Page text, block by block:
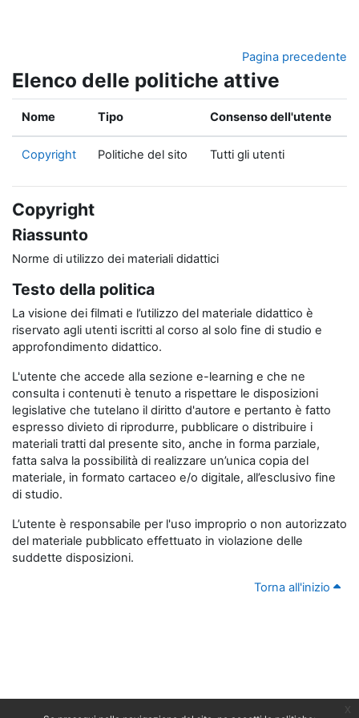
Pagina precedente
Elenco delle politiche attive
Nome Tipo Consenso dell'utente
Copyright Politiche del sito Tutti gli utenti
Copyright
Riassunto
Norme di utilizzo dei materiali didattici
Testo della politica
La visione dei filmati e l’utilizzo del materiale didattico è
riservato agli utenti iscritti al corso al solo fine di studio e
approfondimento didattico.
L'utente che accede alla sezione e-learning e che ne
consulta i contenuti è tenuto a rispettare le disposizioni
legislative che tutelano il diritto d'autore e pertanto è fatto
espresso divieto di riprodurre, pubblicare o distribuire i
materiali tratti dal presente sito, anche in forma parziale,
fatta salva la possibilità di realizzare un’unica copia del
materiale, in formato cartaceo e/o digitale, all’esclusivo fine
di studio.
L’utente è responsabile per l'uso improprio o non autorizzato
del materiale pubblicato effettuato in violazione delle
suddette disposizioni.
Torna all'inizio